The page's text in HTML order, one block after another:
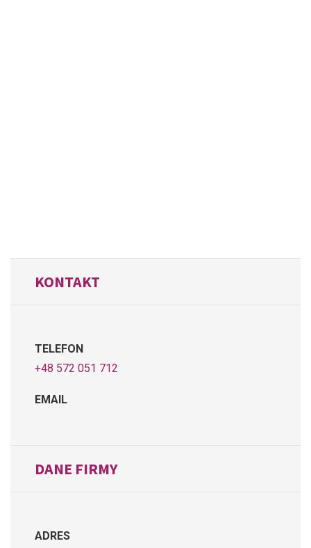
KONTAKT
TELEFON
+48 572 051 712
EMAIL
DANE FIRMY
ADRES